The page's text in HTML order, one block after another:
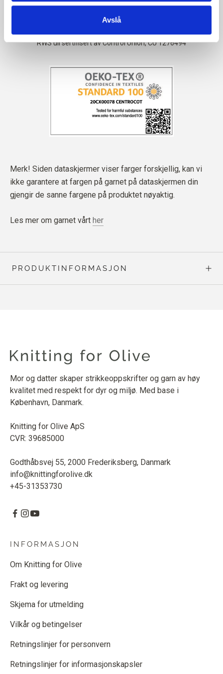
Avslå
Merk! Siden dataskjermer viser farger forskjellig, kan vi
ikke garantere at fargen på garnet på dataskjermen din
gjengir de sanne fargene på produktet nøyaktig.
Les mer om garnet vårt her
PRODUKTINFORMASJON
Mor og datter skaper strikkeoppskrifter og garn av høy
kvalitet med respekt for dyr og miljø. Med base i
København, Danmark.
Knitting for Olive ApS
CVR: 39685000
Godthåbsvej 55, 2000 Frederiksberg, Danmark
info@knittingforolive.dk
+45-31353730
INFORMASJON
Om Knitting for Olive
Frakt og levering
Skjema for utmelding
Vilkår og betingelser
Retningslinjer for personvern
Retningslinjer for informasjonskapsler